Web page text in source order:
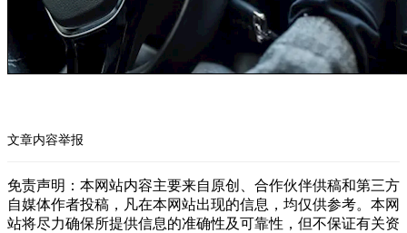
文章内容举报
免责声明：本网站内容主要来自原创、合作伙伴供稿和第三方
自媒体作者投稿，凡在本网站出现的信息，均仅供参考。本网
站将尽力确保所提供信息的准确性及可靠性，但不保证有关资